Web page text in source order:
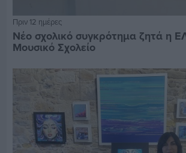
Πριν 12 ημέρες
Νέο σχολικό συγκρότημα ζητά η
Μουσικό Σχολείο